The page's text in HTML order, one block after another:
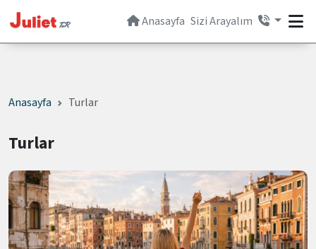
Anasayfa Sizi Arayalım
Anasayfa Turlar
Turlar